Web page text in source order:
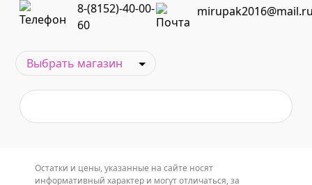
8-(8152)-40-00-
60
Остатки и цены, указанные на сайте носят
информативный характер и могут отличаться, за